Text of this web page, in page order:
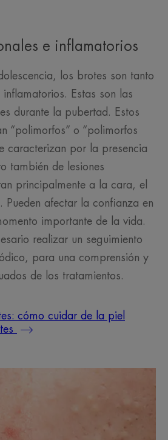
e inflamatorios
los brotes son tanto
inflamatorios. Estas son las
durante la pubertad. Estos
“polimorfos” o “polimorfos
caracterizan por la presencia
también de lesiones
principalmente a la cara, el
Pueden afectar la confianza en
importante de la vida.
realizar un seguimiento
para una comprensión y
de los tratamientos.
cómo cuidar de la piel